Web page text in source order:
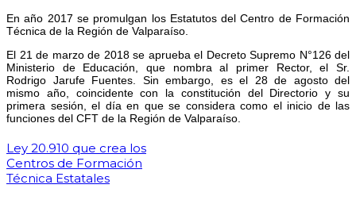
En año 2017 se promulgan los Estatutos del Centro de Formación
Técnica de la Región de Valparaíso.
El 21 de marzo de 2018 se aprueba el Decreto Supremo N°126 del
Ministerio de Educación, que nombra al primer Rector, el Sr.
Rodrigo Jarufe Fuentes. Sin embargo, es el 28 de agosto del
mismo año, coincidente con la constitución del Directorio y su
primera sesión, el día en que se considera como el inicio de las
funciones del CFT de la Región de Valparaíso.
Ley 20.910 que crea los
Centros de Formación
Técnica Estatales​